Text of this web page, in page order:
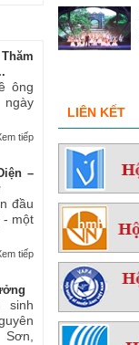
ông
tiếp
–
đầu
- một
tiếp
sinh
LIÊN KẾT